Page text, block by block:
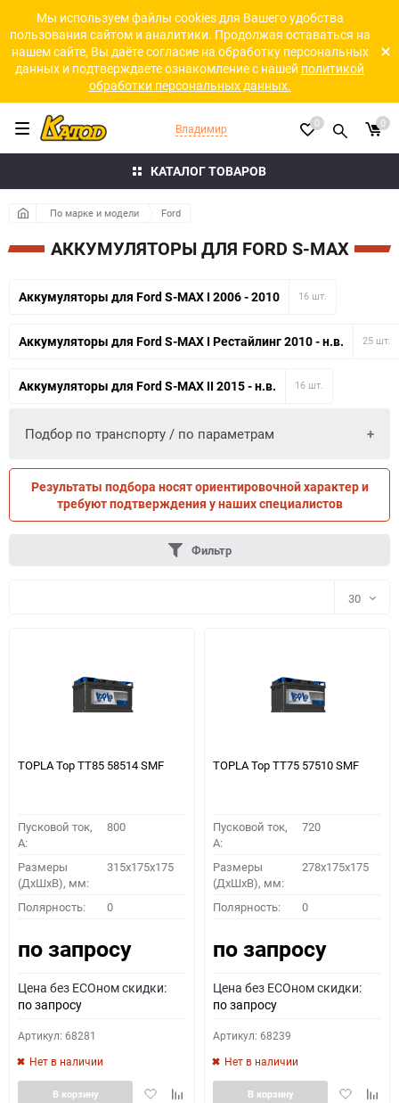
Мы используем файлы cookies для Вашего удобства
пользования сайтом и аналитики. Продолжая оставаться на
нашем сайте, Вы даёте согласие на обработку персональных
данных и подтверждаете ознакомление с нашей политикой
обработки персональных данных.
КАТАЛОГ ТОВАРОВ
Владимир 0 0
По марке и модели Ford
АККУМУЛЯТОРЫ ДЛЯ FORD S-MAX
Аккумуляторы для Ford S-MAX I 2006 - 2010 16 шт.
Аккумуляторы для Ford S-MAX I Рестайлинг 2010 - н.в. 25 шт.
Аккумуляторы для Ford S-MAX II 2015 - н.в. 16 шт.
Подбор по транспорту / по параметрам
ПО ТРАНСПОРТУ ПО ПАРАМЕТРАМ
ПОДОБРАТЬ
Как определить полярность?
0 - обратная 1 - прямая 3 - обратная 4 - прямая
Результаты подбора носят ориентировочной характер и
требуют подтверждения у наших специалистов
Фильтр
30
TOPLA Top TT85 58514 SMF
Пусковой ток,
A:
800
Размеры
(ДхШхВ), мм:
315x175x175
Полярность: 0
по запросу
Цена без ECOном скидки:
по запросу
Артикул: 68281
Нет в наличии
ДобавитьДобавить
В корзину
TOPLA Top TT75 57510 SMF
Пусковой ток,
A:
720
Размеры
(ДхШхВ), мм:
278x175x175
Полярность: 0
по запросу
Цена без ECOном скидки:
по запросу
Артикул: 68239
Нет в наличии
Добавить
В корзину